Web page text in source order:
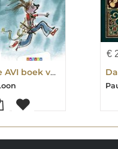
Het grote AVI boek van Paul van Loon
€